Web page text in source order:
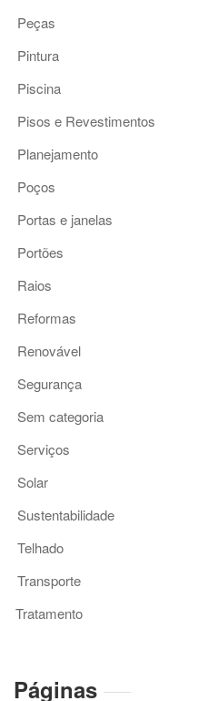
Peças
Pintura
Piscina
Pisos e Revestimentos
Planejamento
Poços
Portas e janelas
Portões
Raios
Reformas
Renovável
Segurança
Sem categoria
Serviços
Solar
Sustentabilidade
Telhado
Transporte
Tratamento
Páginas